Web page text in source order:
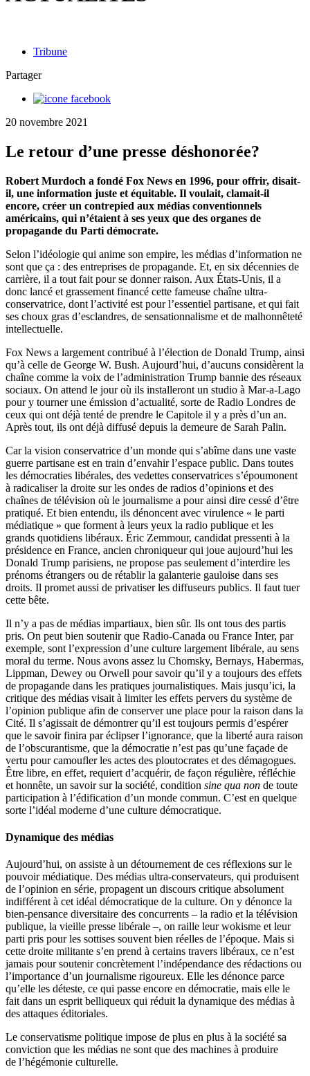
Tribune
Partager
20 novembre 2021
Le retour d’une presse déshonorée?
Robert Murdoch a fondé Fox News en 1996, pour offrir, disait-
il, une information juste et équitable. Il voulait, clamait-il
encore, créer un contrepied aux médias conventionnels
américains, qui n’étaient à ses yeux que des organes de
propagande du Parti démocrate.
Selon l’idéologie qui anime son empire, les médias d’information ne
sont que ça : des entreprises de propagande. Et, en six décennies de
carrière, il a tout fait pour se donner raison. Aux États-Unis, il a
donc lancé et grassement financé cette fameuse chaîne ultra-
conservatrice, dont l’activité est pour l’essentiel partisane, et qui fait
ses choux gras d’esclandres, de sensationnalisme et de malhonnêteté
intellectuelle.
Fox News a largement contribué à l’élection de Donald Trump, ainsi
qu’à celle de George W. Bush. Aujourd’hui, d’aucuns considèrent la
chaîne comme la voix de l’administration Trump bannie des réseaux
sociaux. On attend le jour où ils installeront un studio à Mar-a-Lago
pour y tourner une émission d’actualité, sorte de Radio Londres de
ceux qui ont déjà tenté de prendre le Capitole il y a près d’un an.
Après tout, ils ont déjà diffusé depuis la demeure de Sarah Palin.
Car la vision conservatrice d’un monde qui s’abîme dans une vaste
guerre partisane est en train d’envahir l’espace public. Dans toutes
les démocraties libérales, des vedettes conservatrices s’époumonent
à radicaliser la droite sur les ondes de radios d’opinions et des
chaînes de télévision où le journalisme a pour ainsi dire cessé d’être
pratiqué. Et bien entendu, ils dénoncent avec virulence « le parti
médiatique » que forment à leurs yeux la radio publique et les
grands quotidiens libéraux. Éric Zemmour, candidat pressenti à la
présidence en France, ancien chroniqueur qui joue aujourd’hui les
Donald Trump parisiens, ne propose pas seulement d’interdire les
prénoms étrangers ou de rétablir la galanterie gauloise dans ses
droits. Il promet aussi de privatiser les diffuseurs publics. Il faut tuer
cette bête.
Il n’y a pas de médias impartiaux, bien sûr. Ils ont tous des partis
pris. On peut bien soutenir que Radio-Canada ou France Inter, par
exemple, sont l’expression d’une culture largement libérale, au sens
moral du terme. Nous avons assez lu Chomsky, Bernays, Habermas,
Lippman, Dewey ou Orwell pour savoir qu’il y a toujours des effets
de propagande dans les pratiques journalistiques. Mais jusqu’ici, la
critique des médias visait à limiter les effets pervers du système de
l’opinion publique afin de conserver une place pour la raison dans la
Cité. Il s’agissait de démontrer qu’il est toujours permis d’espérer
que le savoir finira par éclipser l’ignorance, que la liberté aura raison
de l’obscurantisme, que la démocratie n’est pas qu’une façade de
vertu pour camoufler les actes des ploutocrates et des démagogues.
Être libre, en effet, requiert d’acquérir, de façon régulière, réfléchie
et honnête, un savoir sur la société, condition sine qua non de toute
participation à l’édification d’un monde commun. C’est en quelque
sorte l’idéal moderne d’une culture démocratique.
Dynamique des médias
Aujourd’hui, on assiste à un détournement de ces réflexions sur le
pouvoir médiatique. Des médias ultra-conservateurs, qui produisent
de l’opinion en série, propagent un discours critique absolument
indifférent à cet idéal démocratique de la culture. On y dénonce la
bien-pensance diversitaire des concurrents – la radio et la télévision
publique, la vieille presse libérale –, on raille leur wokisme et leur
parti pris pour les sottises souvent bien réelles de l’époque. Mais si
cette droite militante s’en prend à certains travers libéraux, ce n’est
jamais pour soutenir concrètement l’indépendance des rédactions ou
l’importance d’un journalisme rigoureux. Elle les dénonce parce
qu’elle les déteste, ce qui passe encore en démocratie, mais elle le
fait dans un esprit belliqueux qui réduit la dynamique des médias à
des attaques éditoriales.
Le conservatisme politique impose de plus en plus à la société sa
conviction que les médias ne sont que des machines à produire
de l’hégémonie culturelle.